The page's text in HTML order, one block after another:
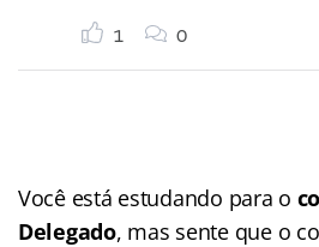
1 0
Você está estudando para o
Delegado, mas sente que o